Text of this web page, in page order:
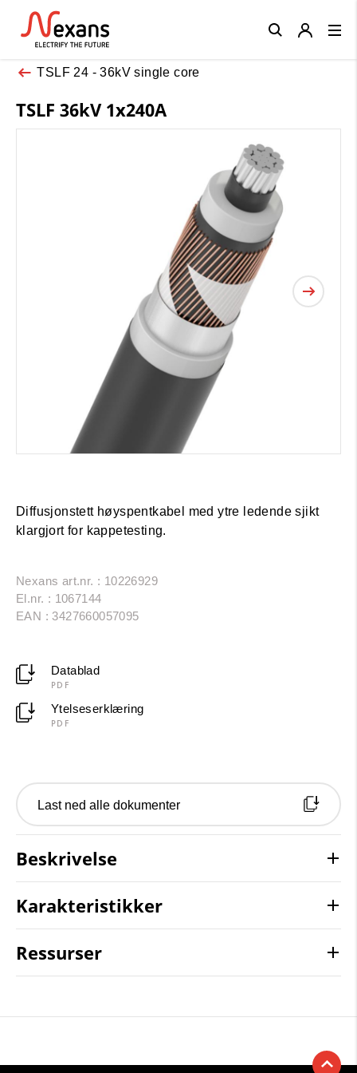
TSLF 24 - 36kV single core
TSLF 36kV 1x240A
Diffusjonstett høyspentkabel med ytre ledende sjikt
klargjort for kappetesting.
Nexans art.nr. : 10226929
El.nr. : 1067144
EAN : 3427660057095
Datablad
PDF
Ytelseserklæring
PDF
Last ned alle dokumenter
Beskrivelse
Karakteristikker
Ressurser
Close